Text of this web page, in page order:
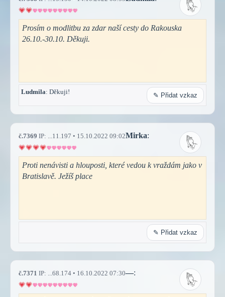
Prosím o modlitbu za zdar naší cesty do Rakouska
26.10.-30.10. Děkuji.
Ludmila: Děkuji! ✎ Přidat vzkaz
č.7369 IP: ...11.197 • 15.10.2022 09:02Mirka:
Proti nenávisti a hlouposti, které vedou k vraždám jako v
Bratislavě. Ježíš place
✎ Přidat vzkaz
č.7371 IP: ...68.174 • 16.10.2022 07:30—: